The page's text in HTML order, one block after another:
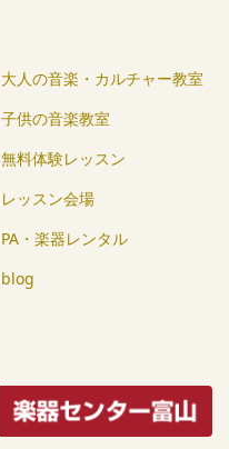
大人の音楽・カルチャー教室
子供の音楽教室
無料体験レッスン
レッスン会場
PA・楽器レンタル
blog